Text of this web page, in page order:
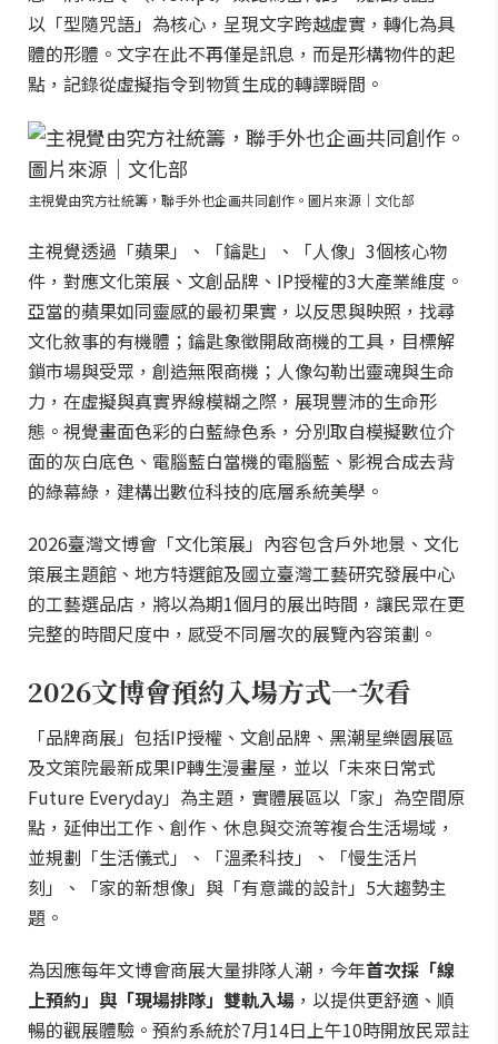
以「型隨咒語」為核心，呈現文字跨越虛實，轉化為具
體的形體。文字在此不再僅是訊息，而是形構物件的起
點，記錄從虛擬指令到物質生成的轉譯瞬間。
主視覺由究方社統籌，聯手外也企画共同創作。圖片來源｜文化部
主視覺透過「蘋果」、「鑰匙」、「人像」3個核心物
件，對應文化策展、文創品牌、IP授權的3大產業維度。
亞當的蘋果如同靈感的最初果實，以反思與映照，找尋
文化敘事的有機體；鑰匙象徵開啟商機的工具，目標解
鎖市場與受眾，創造無限商機；人像勾勒出靈魂與生命
力，在虛擬與真實界線模糊之際，展現豐沛的生命形
態。視覺畫面色彩的白藍綠色系，分別取自模擬數位介
面的灰白底色、電腦藍白當機的電腦藍、影視合成去背
的綠幕綠，建構出數位科技的底層系統美學。
2026臺灣文博會「文化策展」內容包含戶外地景、文化
策展主題館、地方特選館及國立臺灣工藝研究發展中心
的工藝選品店，將以為期1個月的展出時間，讓民眾在更
完整的時間尺度中，感受不同層次的展覽內容策劃。
2026文博會預約入場方式一次看
「品牌商展」包括IP授權、文創品牌、黑潮星樂園展區
及文策院最新成果IP轉生漫畫屋，並以「未來日常式
Future Everyday」為主題，實體展區以「家」為空間原
點，延伸出工作、創作、休息與交流等複合生活場域，
並規劃「生活儀式」、「溫柔科技」、「慢生活片
刻」、「家的新想像」與「有意識的設計」5大趨勢主
題。
為因應每年文博會商展大量排隊人潮，今年首次採「線
上預約」與「現場排隊」雙軌入場 ，以提供更舒適、順
暢的觀展體驗。預約系統於7月14日上午10時開放民眾註